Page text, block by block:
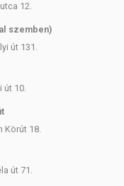
12.
szemben)
út 131.
út 10.
Körút 18.
út 71.